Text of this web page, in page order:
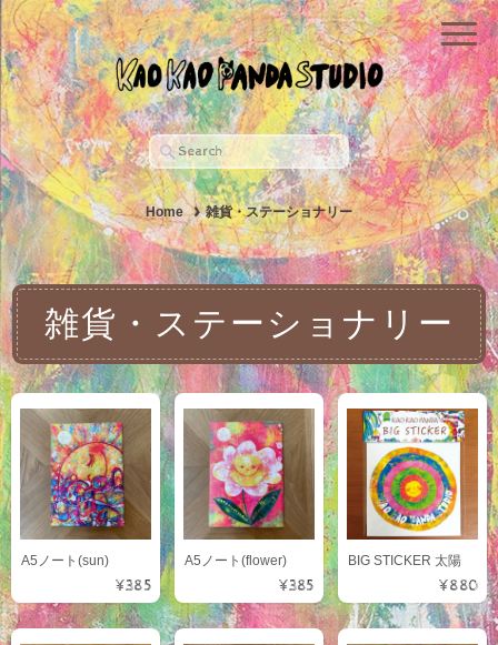
Home 雑貨・ステーショナリー
雑貨・ステーショナリー
A5ノート(sun)
¥385
A5ノート(flower)
¥385
BIG STICKER 太陽
¥880